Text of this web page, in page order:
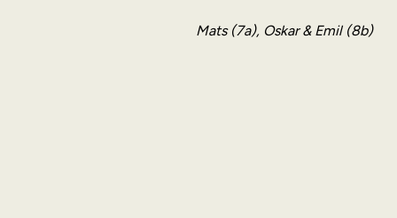
Mats (7a), Oskar & Emil (8b)